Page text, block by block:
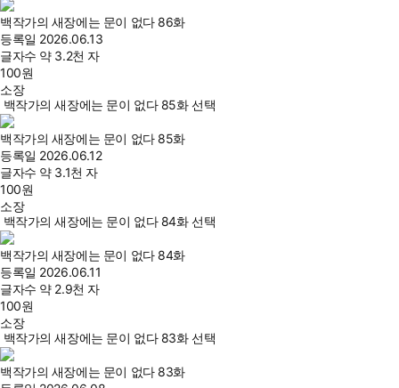
백작가의 새장에는 문이 없다 86화
등록일 2026.06.13
글자수 약 3.2천 자
100원
소장
백작가의 새장에는 문이 없다 85화 선택
백작가의 새장에는 문이 없다 85화
등록일 2026.06.12
글자수 약 3.1천 자
100원
소장
백작가의 새장에는 문이 없다 84화 선택
백작가의 새장에는 문이 없다 84화
등록일 2026.06.11
글자수 약 2.9천 자
100원
소장
백작가의 새장에는 문이 없다 83화 선택
백작가의 새장에는 문이 없다 83화